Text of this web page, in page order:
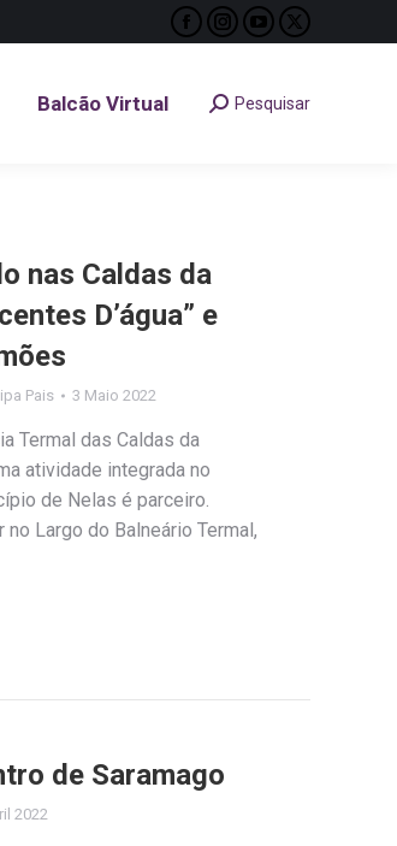
Facebook
opens
Instagram
opens
YouTube
opens
X
opens
Balcão Virtual Search:Pesquisar
nas Caldas da
D’água” e
Pais 3 Maio 2022
Termal das Caldas da
atividade integrada no
de Nelas é parceiro.
Largo do Balneário Termal,
de Saramago
2022
Balcão Virtual Search:
Pesquisar